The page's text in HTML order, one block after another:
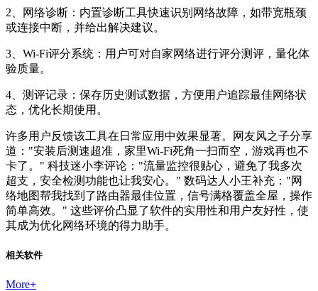
2、网络诊断：内置诊断工具快速识别网络故障，如带宽瓶颈
或连接中断，并给出解决建议。
3、Wi-Fi评分系统：用户可对自家网络进行评分测评，量化体
验质量。
4、测评记录：保存历史测试数据，方便用户追踪最佳网络状
态，优化长期使用。
许多用户反馈该工具在日常应用中效果显著。网友风之子分享
道："安装后测速超准，家里Wi-Fi死角一扫而空，游戏再也不
卡了。" 科技迷小李评论："流量监控很贴心，避免了我多次
超支，安全检测功能也让我安心。" 数码达人小王补充："网
络地图帮我找到了路由器最佳位置，信号满格覆盖全屋，操作
简单高效。" 这些评价凸显了软件的实用性和用户友好性，使
其成为优化网络环境的得力助手。
相关软件
More+